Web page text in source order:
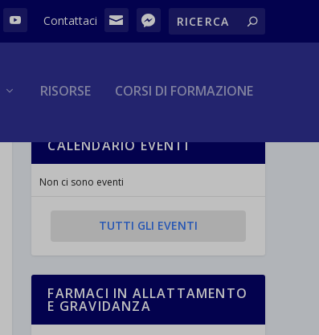
RISORSE CORSI DI FORMAZIONE
CALENDARIO EVENTI
Non ci sono eventi
TUTTI GLI EVENTI
FARMACI IN ALLATTAMENTO
E GRAVIDANZA